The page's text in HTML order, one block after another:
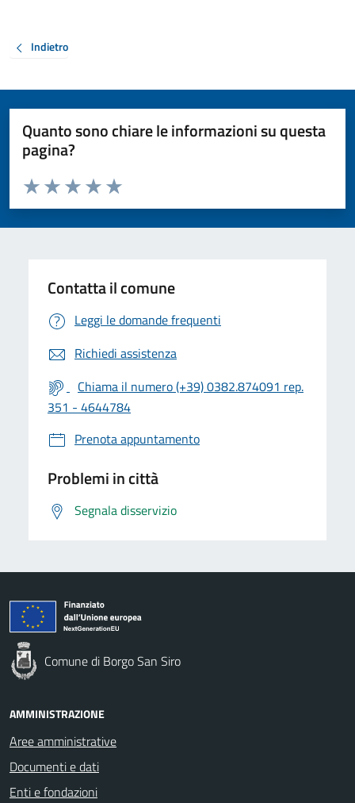
Indietro
Quanto sono chiare le informazioni su questa
pagina?
Valuta da 1 a 5 stelle la pagina
Valuta 5 stelle su 5
Valuta 4 stelle su 5
Valuta 3 stelle su 5
Valuta 2 stelle su 5
Valuta 1 stelle su 5
Contatta il comune
Leggi le domande frequenti
Richiedi assistenza
Chiama il numero (+39) 0382.874091 rep.
351 - 4644784
Prenota appuntamento
Problemi in città
Segnala disservizio
Comune di Borgo San Siro
AMMINISTRAZIONE
Aree amministrative
Documenti e dati
Enti e fondazioni